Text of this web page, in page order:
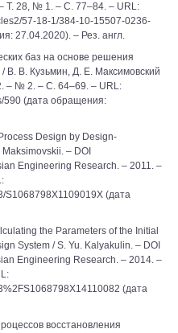
Т. 28, № 1. – С. 77–84. – URL:
57-18-1/384-10-15507-0236-
27.04.2020). – Рез. англ.
баз на основе решения
В. В. Кузьмин, Д. Е. Максимовский
– № 2. – С. 64–69. – URL:
590 (дата обращения:
Design by Design-
– DOI
Engineering Research. – 2011. –
S1068798X1109019X (дата
the Parameters of the Initial
System / S. Yu. Kalyakulin. – DOI
Engineering Research. – 2014. –
(дата
восстановления